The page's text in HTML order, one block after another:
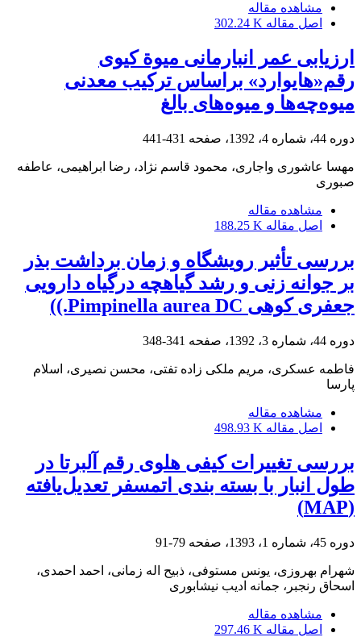
مشاهده مقاله
اصل مقاله 302.24 K
ارزیابی عمر انبارمانی میوة کیوی
رقم«هایوارد» بر‌اساس ترکیب معدنی
میوه‌چه‌ها و میوه‌های بالغ
دوره 44، شماره 4، 1392، صفحه 431-441
مهسا عاشوری واجاری، محمود قاسم نژاد، رضا ابراهیمی، عاطفه
صبوری
مشاهده مقاله
اصل مقاله 188.25 K
بررسی تأثیر رویشگاه و زمان برداشت بذر
بر جوانه زنی و رشد گیاهچه درگیاه دارویی
جعفری کوهی Pimpinella aurea DC.))
دوره 44، شماره 3، 1392، صفحه 341-348
فاطمه عسکری، مریم ملکی زاده تفتی، محسن نصیری، اسلام
پارسا
مشاهده مقاله
اصل مقاله 498.93 K
بررسی تغییرات کیفی هلوی رقم آلبرتا در
طول انبار با بسته ‏بندی اتمسفر تعدیل‌یافته
(MAP)
دوره 45، شماره 1، 1393، صفحه 79-91
شهرام بهروزی، یونس مستوفی، ذبیح اله زمانی، احمد احمدی،
اسحاق رنجبر، جمانه ادیب نیشابوری
مشاهده مقاله
اصل مقاله 297.46 K